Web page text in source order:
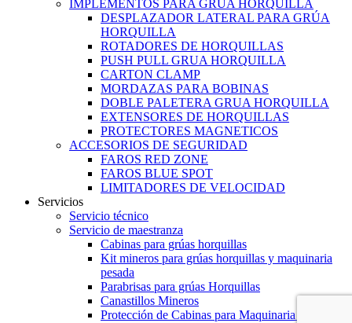
IMPLEMENTOS PARA GRÚA HORQUILLA
DESPLAZADOR LATERAL PARA GRÚA
HORQUILLA
ROTADORES DE HORQUILLAS
PUSH PULL GRUA HORQUILLA
CARTON CLAMP
MORDAZAS PARA BOBINAS
DOBLE PALETERA GRUA HORQUILLA
EXTENSORES DE HORQUILLAS
PROTECTORES MAGNETICOS
ACCESORIOS DE SEGURIDAD
FAROS RED ZONE
FAROS BLUE SPOT
LIMITADORES DE VELOCIDAD
Servicios
Servicio técnico
Servicio de maestranza
Cabinas para grúas horquillas
Kit mineros para grúas horquillas y maquinaria
pesada
Parabrisas para grúas Horquillas
Canastillos Mineros
Protección de Cabinas para Maquinaria Pesada